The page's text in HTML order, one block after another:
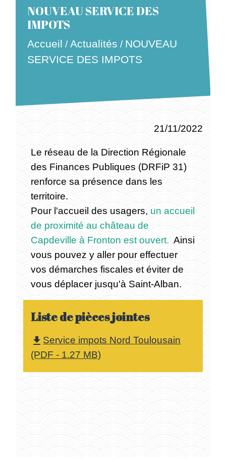
NOUVEAU SERVICE DES
IMPOTS
Accueil /Actualités / NOUVEAU
SERVICE DES IMPOTS
21/11/2022
Le réseau de la Direction Régionale
des Finances Publiques (DRFiP 31)
renforce sa présence dans les
territoire.
Pour l'accueil des usagers, un accueil
de proximité au château de
Capdeville à Fronton est ouvert. Ainsi
vous pouvez y aller pour effectuer
vos démarches fiscales et éviter de
vous déplacer jusqu'à Saint-Alban.
Liste de pièces jointes
file_download Service impots Nord Toulousain
(PDF - 1.27 MB)